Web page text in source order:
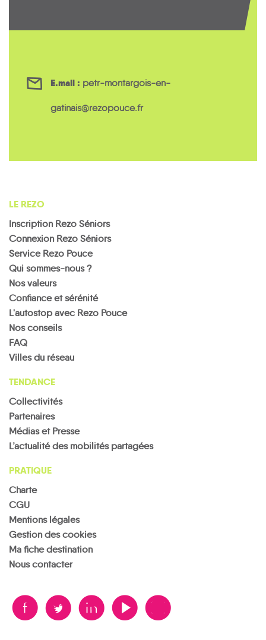
E.mail : petr-montargois-en-
gatinais@rezopouce.fr
LE REZO
Inscription Rezo Séniors
Connexion Rezo Séniors
Service Rezo Pouce
Qui sommes-nous ?
Nos valeurs
Confiance et sérénité
L'autostop avec Rezo Pouce
Nos conseils
FAQ
Villes du réseau
TENDANCE
Collectivités
Partenaires
Médias et Presse
L’actualité des mobilités partagées
PRATIQUE
Charte
CGU
Mentions légales
Gestion des cookies
Ma fiche destination
Nous contacter
B A D F V